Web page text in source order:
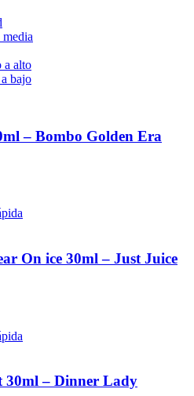
a alto
bajo
– Bombo Golden Era
On ice 30ml – Just Juice
30ml – Dinner Lady